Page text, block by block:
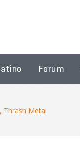
Forum
Thrash Metal